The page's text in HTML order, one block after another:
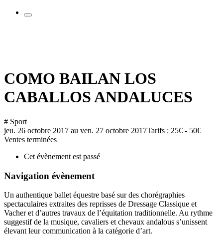
COMO BAILAN LOS
CABALLOS ANDALUCES
# Sport
jeu. 26 octobre 2017 au ven. 27 octobre 2017Tarifs : 25€ - 50€
Ventes terminées
Cet évènement est passé
Navigation évènement
Un authentique ballet équestre basé sur des chorégraphies
spectaculaires extraites des reprisses de Dressage Classique et
Vacher et d’autres travaux de l’équitation traditionnelle. Au rythme
suggestif de la musique, cavaliers et chevaux andalous s’unissent
élevant leur communication à la catégorie d’art.